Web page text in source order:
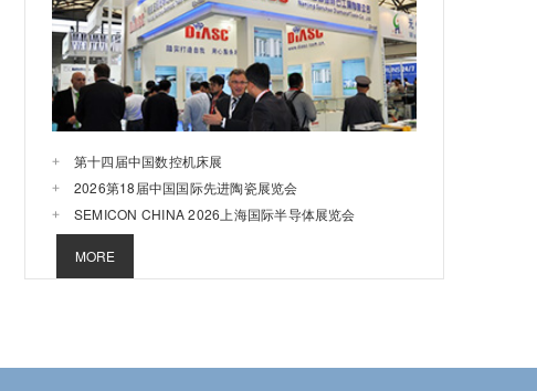
第十四届中国数控机床展
2026第18届中国国际先进陶瓷展览会
SEMICON CHINA 2026上海国际半导体展览会
MORE